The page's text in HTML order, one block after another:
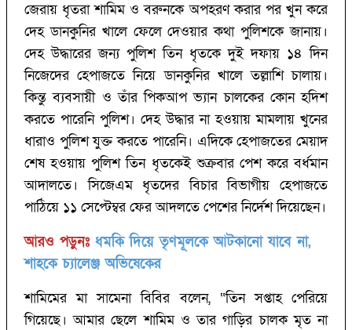
জেরায় ধৃতরা শামিম ও বরুনকে অপহরণ করার পর খুন করে
দেহ ডানকুনির খালে ফেলে দেওয়ার কথা পুলিশকে জানায়।
দেহ উদ্ধারের জন্য পুলিশ তিন ধৃতকে দুই দফায় ১৪ দিন
নিজেদের হেপাজতে নিয়ে ডানকুনির খালে তল্লাশি চালায়।
কিন্তু ব্যবসায়ী ও তাঁর পিকআপ ভ্যান চালকের কোন হদিশ
করতে পারেনি পুলিশ। দেহ উদ্ধার না হওয়ায় মামলায় খুনের
ধারাও পুলিশ যুক্ত করতে পারেনি। এদিকে হেপাজতের মেয়াদ
শেষ হওয়ায় পুলিশ তিন ধৃতকেই শুক্রবার পেশ করে বর্ধমান
আদালতে। সিজেএম ধৃতদের বিচার বিভাগীয় হেপাজতে
পাঠিয়ে ১১ সেপ্টেম্বর ফের আদলতে পেশের নির্দেশ দিয়েছেন।
আরও পড়ুনঃ ধমকি দিয়ে তৃণমূলকে আটকানো যাবে না,
শাহকে চ্যালেঞ্জ অভিষেকের
শামিমের মা সামেনা বিবির বলেন, “তিন সপ্তাহ পেরিয়ে
গিয়েছে। আমার ছেলে শামিম ও তার গাড়ির চালক মৃত না